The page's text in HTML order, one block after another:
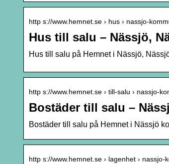
http s://www.hemnet.se › hus › nassjo-
Hus till salu – Nässjö,
Hus till salu på Hemnet i Nässjö,
http s://www.hemnet.se › till-salu › nassjo-
Bostäder till salu –
Bostäder till salu på Hemnet i Nässjö
http s://www.hemnet.se › lagenhet › nassjo-